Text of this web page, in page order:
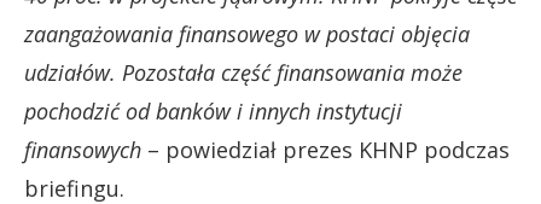
zaangażowania finansowego w postaci objęcia
udziałów. Pozostała część finansowania może
pochodzić od banków i innych instytucji
finansowych – powiedział prezes KHNP podczas
briefingu.